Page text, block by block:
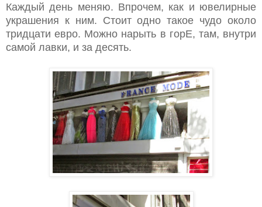
Каждый день меняю. Впрочем, как и ювелирные
украшения к ним. Стоит одно такое чудо около
тридцати евро. Можно нарыть в горЕ, там, внутри
самой лавки, и за десять.